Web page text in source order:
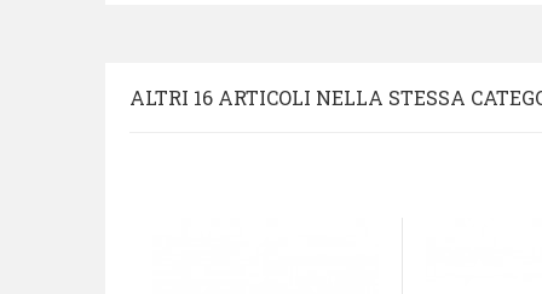
ALTRI 16 ARTICOLI NELLA STESSA